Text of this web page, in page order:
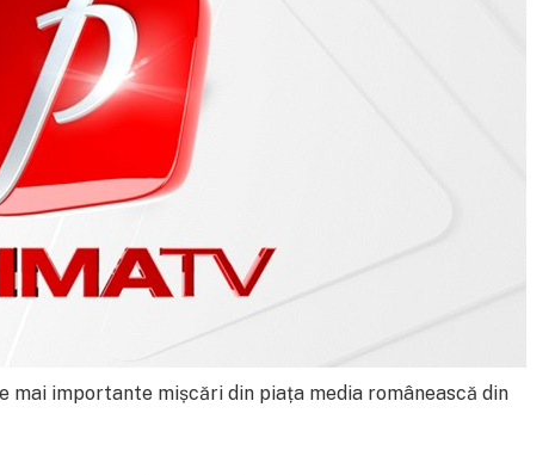
mai importante mișcări din piața media românească din